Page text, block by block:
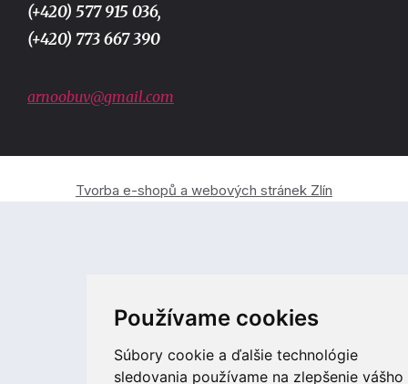
Používame cookies
Súbory cookie a ďalšie technológie
sledovania používame na zlepšenie vášho
(+420) 577 915 036,
(+420) 773 667 390
arnoobuv@gmail.com
Tvorba e-shopů a webových stránek Zlín